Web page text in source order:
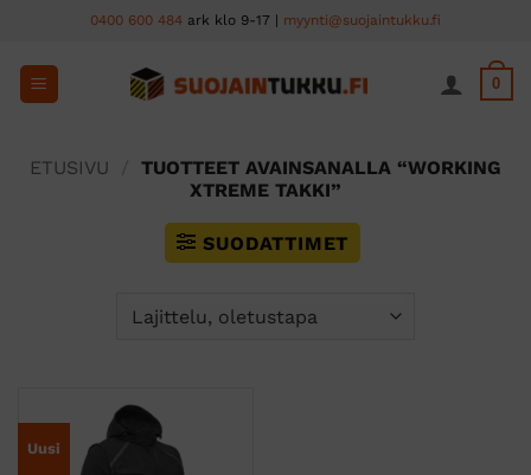
content
0400 600 484 ark klo 9-17 | myynti@suojaintukku.fi
0
ETUSIVU
TUOTTEET AVAINSANALLA “WORKING
XTREME TAKKI”
SUODATTIMET
Uusi